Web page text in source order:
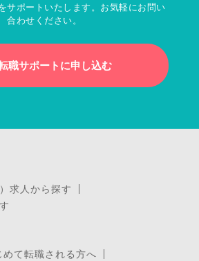
サポートいたします。お気軽にお問い
合わせください。
職サポートに申し込む
求人から探す
めて転職される方へ